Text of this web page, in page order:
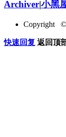
Archiver|小黑
Copyright
快速回复 返回顶